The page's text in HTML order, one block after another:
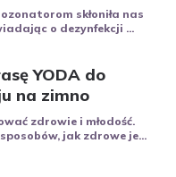
skłoniła nas
o dezynfekcji ...
YODA do
na zimno
zdrowie i młodość.
jak zdrowe je...